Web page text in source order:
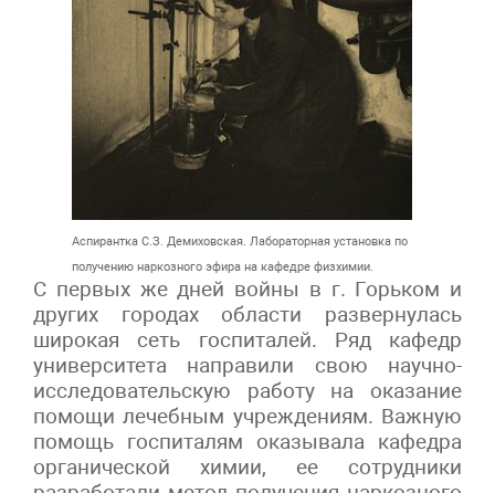
Аспирантка С.З. Демиховская. Лабораторная установка по
получению наркозного эфира на кафедре физхимии.
С первых же дней войны в г. Горьком и
других городах области развернулась
широкая сеть госпиталей. Ряд кафедр
университета направили свою научно-
исследовательскую работу на оказание
помощи лечебным учреждениям. Важную
помощь госпиталям оказывала кафедра
органической химии, ее сотрудники